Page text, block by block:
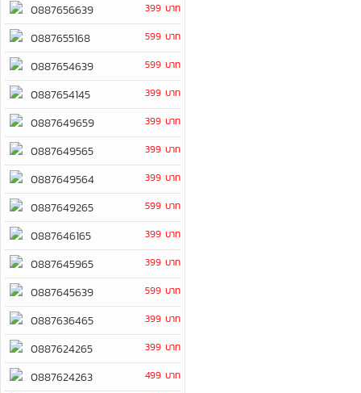
0887656639 399 บาท
0887655168 599 บาท
0887654639 599 บาท
0887654145 399 บาท
0887649659 399 บาท
0887649565 399 บาท
0887649564 399 บาท
0887649265 599 บาท
0887646165 399 บาท
0887645965 399 บาท
0887645639 599 บาท
0887636465 399 บาท
0887624265 399 บาท
0887624263 499 บาท